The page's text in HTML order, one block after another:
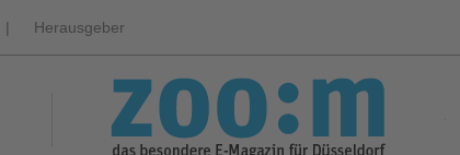
| Herausgeber